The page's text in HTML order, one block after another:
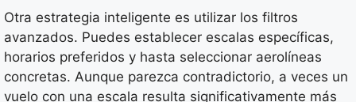
Otra estrategia inteligente es utilizar los filtros
avanzados. Puedes establecer escalas específicas,
horarios preferidos y hasta seleccionar aerolíneas
concretas. Aunque parezca contradictorio, a veces un
vuelo con una escala resulta significativamente más